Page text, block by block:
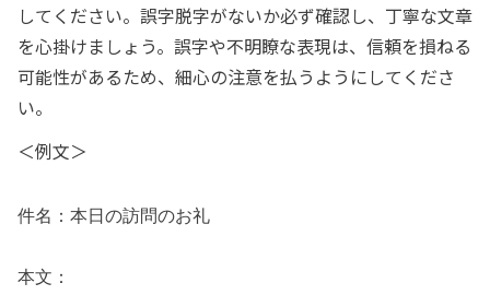
してください。誤字脱字がないか必ず確認し、丁寧な文章
を心掛けましょう。誤字や不明瞭な表現は、信頼を損ねる
可能性があるため、細心の注意を払うようにしてくださ
い。
＜例文＞
件名：本日の訪問のお礼
本文：